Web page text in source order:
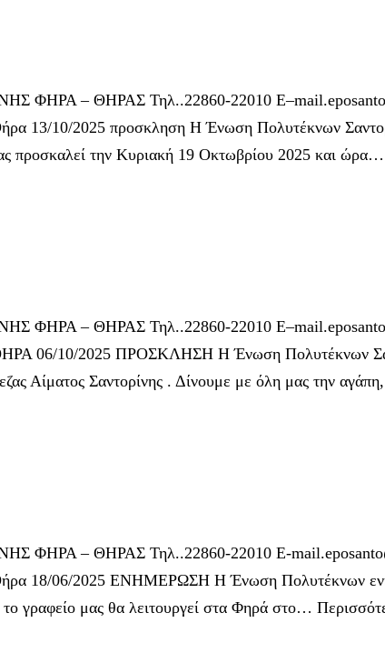
– ΘΗΡΑΣ Τηλ..22860-22010
13/10/2025 προσκληση Η Ένωση Πολυτέκνων
προσκαλεί την Κυριακή 19 Οκτωβρίου 2025 και ώρα…
– ΘΗΡΑΣ Τηλ..22860-22010
06/10/2025 ΠΡΟΣΚΛΗΣΗ Η Ένωση Πολυτέκνων
Αίματος Σαντορίνης . Δίνουμε με όλη μας την
– ΘΗΡΑΣ Τηλ..22860-22010 E-
18/06/2025 ΕΝΗΜΕΡΩΣΗ Η Ένωση Πολυτέκνων
γραφείο μας θα λειτουργεί στα Φηρά στο…